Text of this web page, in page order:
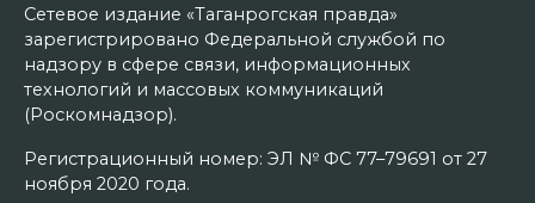
Сетевое издание «Таганрогская правда»
зарегистрировано Федеральной службой по
надзору в сфере связи, информационных
технологий и массовых коммуникаций
(Роскомнадзор).
Регистрационный номер: ЭЛ № ФС 77–79691 от 27
ноября 2020 года.